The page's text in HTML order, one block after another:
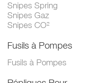
Snipes Spring
Snipes Gaz
Snipes CO²
Fusils à Pompes
Fusils à Pompes